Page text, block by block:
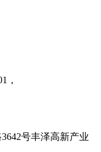
，
3642号丰泽高新产业